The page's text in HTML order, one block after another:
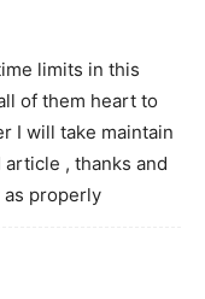
limits in this
of them heart to
I will take maintain
, thanks and
as properly